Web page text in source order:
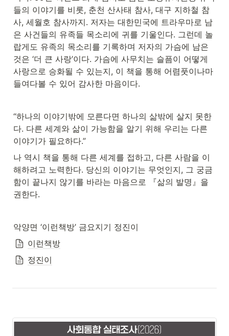
들의 이야기를 비롯, 춘천 산사태 참사, 대구 지하철 참
사, 세월호 참사까지. 저자는 대한민국에 트라우마로 남
은 사건들의 유족들 목소리에 귀를 기울인다. 그런데 놀
랍게도 유족의 목소리를 기록하며 저자의 가슴에 남은
것은 ‘더 큰 사랑’이다. 가슴에 사무치는 슬픔이 어떻게
사랑으로 승화될 수 있는지, 이 책을 통해 어렴풋이나마
들여다볼 수 있어 감사한 마음이다.
“하나의 이야기밖에 모른다면 하나의 삶밖에 살지 못한
다. 다른 세계와 삶이 가능함을 알기 위해 우리는 다른
이야기가 필요하다.”
나 역시 책을 통해 다른 세계를 접하고, 다른 사람을 이
해하려고 노력한다. 당신의 이야기는 무엇인지, 그 궁금
함이 끝나지 않기를 바라는 마음으로 『삶의 발명』을
권한다.
악양면 ‘이런책방’ 금요지기 정진이
이런책방
정진이